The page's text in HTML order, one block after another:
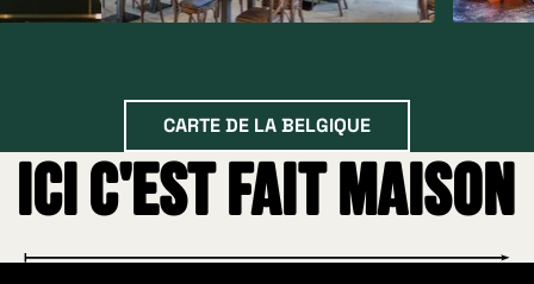
Carte de la belgique
CARTE DE LA BELGIQUE
Ici c'est fait maison